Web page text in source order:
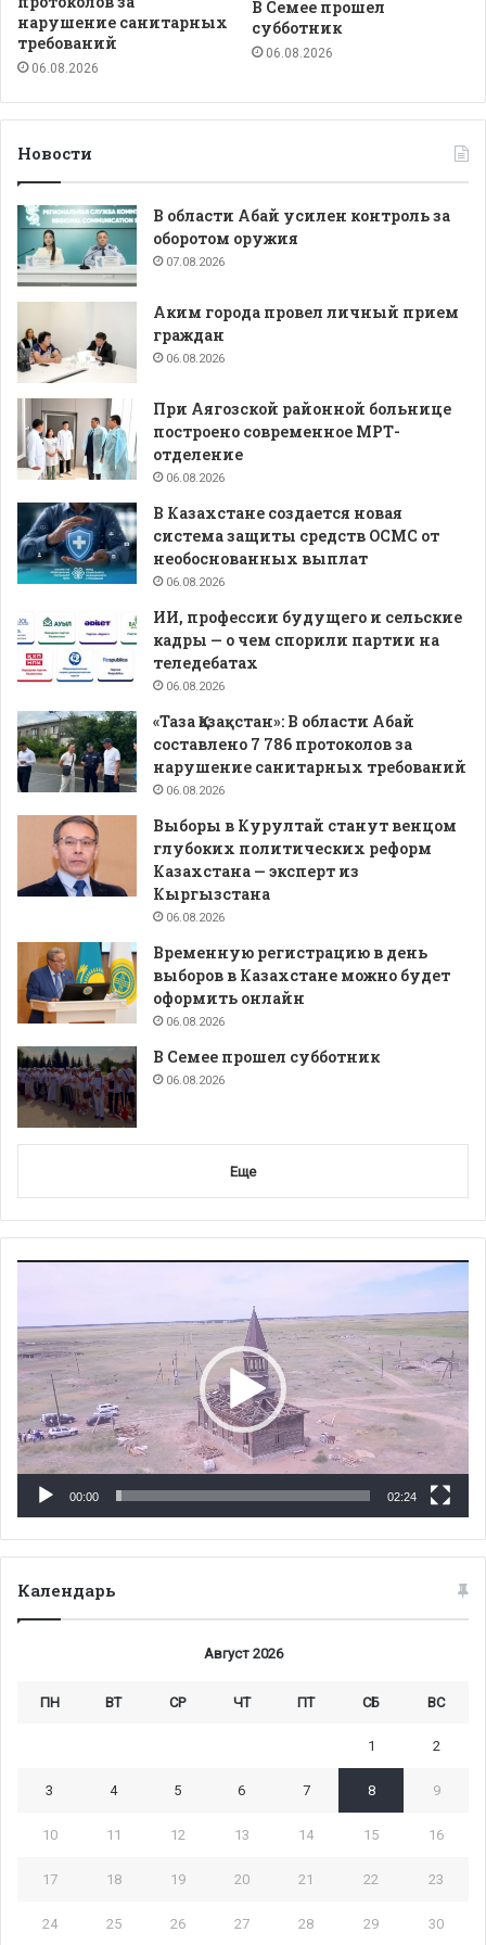
нарушение санитарных
требований
06.08.2026
В Семее прошел
субботник
06.08.2026
Новости
В области Абай усилен контроль за
оборотом оружия
07.08.2026
Аким города провел личный прием
граждан
06.08.2026
При Аягозской районной больнице
построено современное МРТ-
отделение
06.08.2026
В Казахстане создается новая
система защиты средств ОСМС от
необоснованных выплат
06.08.2026
ИИ, профессии будущего и сельские
кадры — о чем спорили партии на
теледебатах
06.08.2026
«Таза Қазақстан»: В области Абай
составлено 7 786 протоколов за
нарушение санитарных требований
06.08.2026
Выборы в Курултай станут венцом
глубоких политических реформ
Казахстана — эксперт из
Кыргызстана
06.08.2026
Временную регистрацию в день
выборов в Казахстане можно будет
оформить онлайн
06.08.2026
В Семее прошел субботник
06.08.2026
Еще
00:00 02:24
Календарь
Август 2026
ПН ВТ СР ЧТ ПТ СБ ВС
1 2
3 4 5 6 7 8 9
10 11 12 13 14 15 16
17 18 19 20 21 22 23
24 25 26 27 28 29 30